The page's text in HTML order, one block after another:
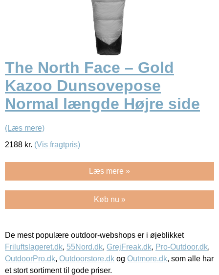
The North Face – Gold
Kazoo Dunsovepose
Normal længde Højre side
(Læs mere)
2188 kr. (Vis fragtpris)
Læs mere »
Køb nu »
De mest populære outdoor-webshops er i øjeblikket
Friluftslageret.dk, 55Nord.dk, GrejFreak.dk, Pro-Outdoor.dk,
OutdoorPro.dk, Outdoorstore.dk og Outmore.dk, som alle har
et stort sortiment til gode priser.